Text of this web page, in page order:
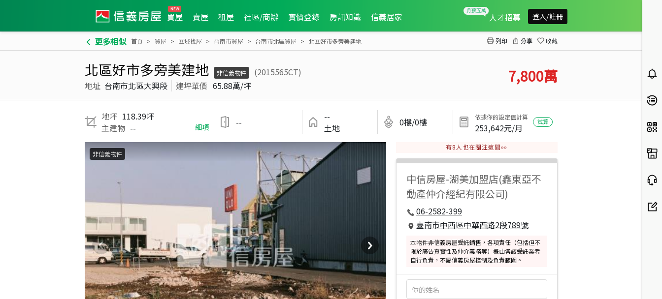
買屋 賣屋 租屋 社區/商辦 實價登錄 房訊知識 信義居家 人才招募 登入/註冊
更多相似 首頁 買屋 區域找屋 台南市買屋 台南市北區買屋 北區好市多旁美建地 列印 分享 收藏
北區好市多旁美建地 非信義物件
(2015565CT)
地址 台南市北區大興段 建坪單價 65.88萬/坪 7,800萬
地坪 118.39坪
主建物 -- 細項 --
--
土地
0樓/0樓 依據你的設定值計算
253,642元/月
試算
非信義物件
有8 人也在關注這間👀
中信房屋-湖美加盟店(鑫東亞不
動產仲介經紀有限公司)
06-2582-399
臺南市中西區中華西路2段789號
本物件非信義房屋受託銷售，各項責任（包括但不
限於廣告真實性及仲介義務等）概由各該受託業者
自行負責，不屬信義房屋控制及負責範圍。